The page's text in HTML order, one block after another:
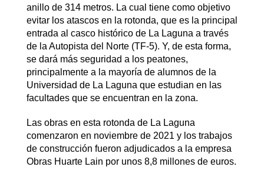
anillo de 314 metros. La cual tiene como objetivo
evitar los atascos en la rotonda, que es la principal
entrada al casco histórico de La Laguna a través
de la Autopista del Norte (TF-5). Y, de esta forma,
se dará más seguridad a los peatones,
principalmente a la mayoría de alumnos de la
Universidad de La Laguna que estudian en las
facultades que se encuentran en la zona.
Las obras en esta rotonda de La Laguna
comenzaron en noviembre de 2021 y los trabajos
de construcción fueron adjudicados a la empresa
Obras Huarte Lain por unos 8,8 millones de euros.